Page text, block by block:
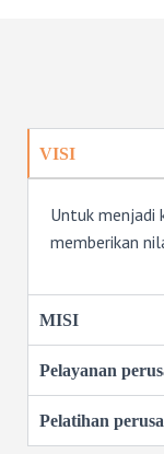
VISI
Untuk menjadi
memberikan
MISI
Pelayanan
Pelatihan